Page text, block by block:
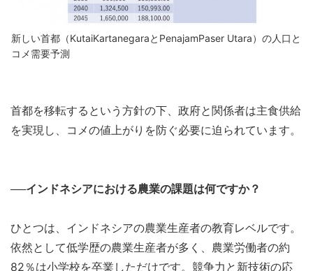
新しい首都（KutaiKartanegaraとPenajamPaser Utara）の人口と
コメ需要予測
首都を移転するという方針の下、政府と関係者は主食供給
を実現し、コメの値上がりを防ぐ必要に迫られています。
──インドネシアにおける農業の課題は何ですか？
ひとつは、インドネシアの農業生産者の教育レベルです。
依然として低学歴の農業生産者が多く、農業労働者の約
82％は小学校を卒業しただけです。競争力と新技術の応